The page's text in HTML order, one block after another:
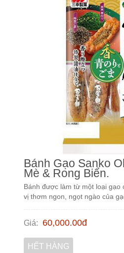
Bánh Gạo Sanko
Mè & Rong Biển.
Bánh được làm từ một loại gạo
vị thơm ngon, ngọt ngào của
Giá: 60,000.00đ
HẾT HÀNG